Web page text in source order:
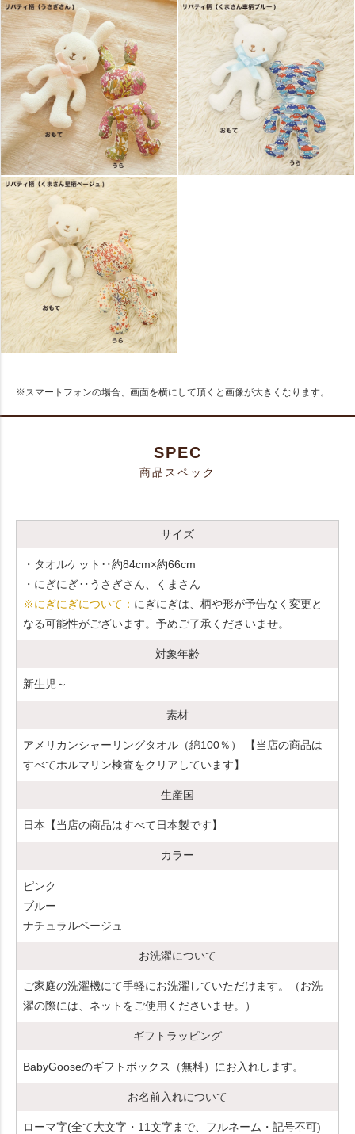
※スマートフォンの場合、画面を横にして頂くと画像が大きくなります。
SPEC
商品スペック
サイズ
・タオルケット‥約84cm×約66cm
・にぎにぎ‥うさぎさん、くまさん
※にぎにぎについて： にぎにぎは、柄や形が予告なく変更と
なる可能性がございます。予めご了承くださいませ。
対象年齢
新生児～
素材
アメリカンシャーリングタオル（綿100％） 【当店の商品は
すべてホルマリン検査をクリアしています】
生産国
日本【当店の商品はすべて日本製です】
カラー
ピンク
ブルー
ナチュラルベージュ
お洗濯について
ご家庭の洗濯機にて手軽にお洗濯していただけます。（お洗
濯の際には、ネットをご使用くださいませ。）
ギフトラッピング
BabyGooseのギフトボックス（無料）にお入れします。
お名前入れについて
ローマ字(全て大文字・11文字まで、フルネーム・記号不可)